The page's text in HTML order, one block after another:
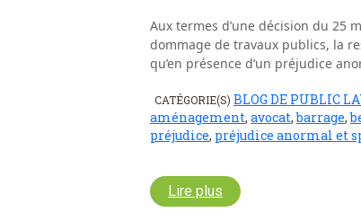
Aux termes d’une décision du 25
dommage de travaux publics, la
qu’en présence d’un préjudice
CATÉGORIE(S) BLOG DE PUBLIC
aménagement, avocat,barrage,
préjudice, préjudice anormal et
Lire plus